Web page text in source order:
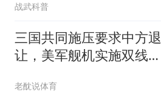
战武科普
三国共同施压要求中方退
让，美军舰机实施双线抵
轰-6K已挂弹
老酖说体育